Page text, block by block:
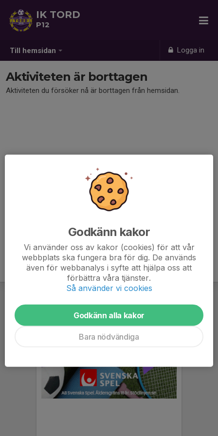
Till hemsidan Logga in
IK TORD
P12
Aktiviteten är borttagen
Aktiviteten du försöker nå är borttagen från hemsidan.
Godkänn kakor
Vi använder oss av kakor (cookies) för att vår
webbplats ska fungera bra för dig. De används
även för webbanalys i syfte att hjälpa oss att
förbättra våra tjänster.
Så använder vi cookies
Godkänn alla kakor
Bara nödvändiga